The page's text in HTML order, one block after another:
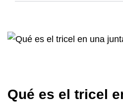
Qué es el tricel